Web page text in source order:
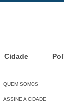
Cidade
QUEM SOMOS
ASSINE A CIDADE